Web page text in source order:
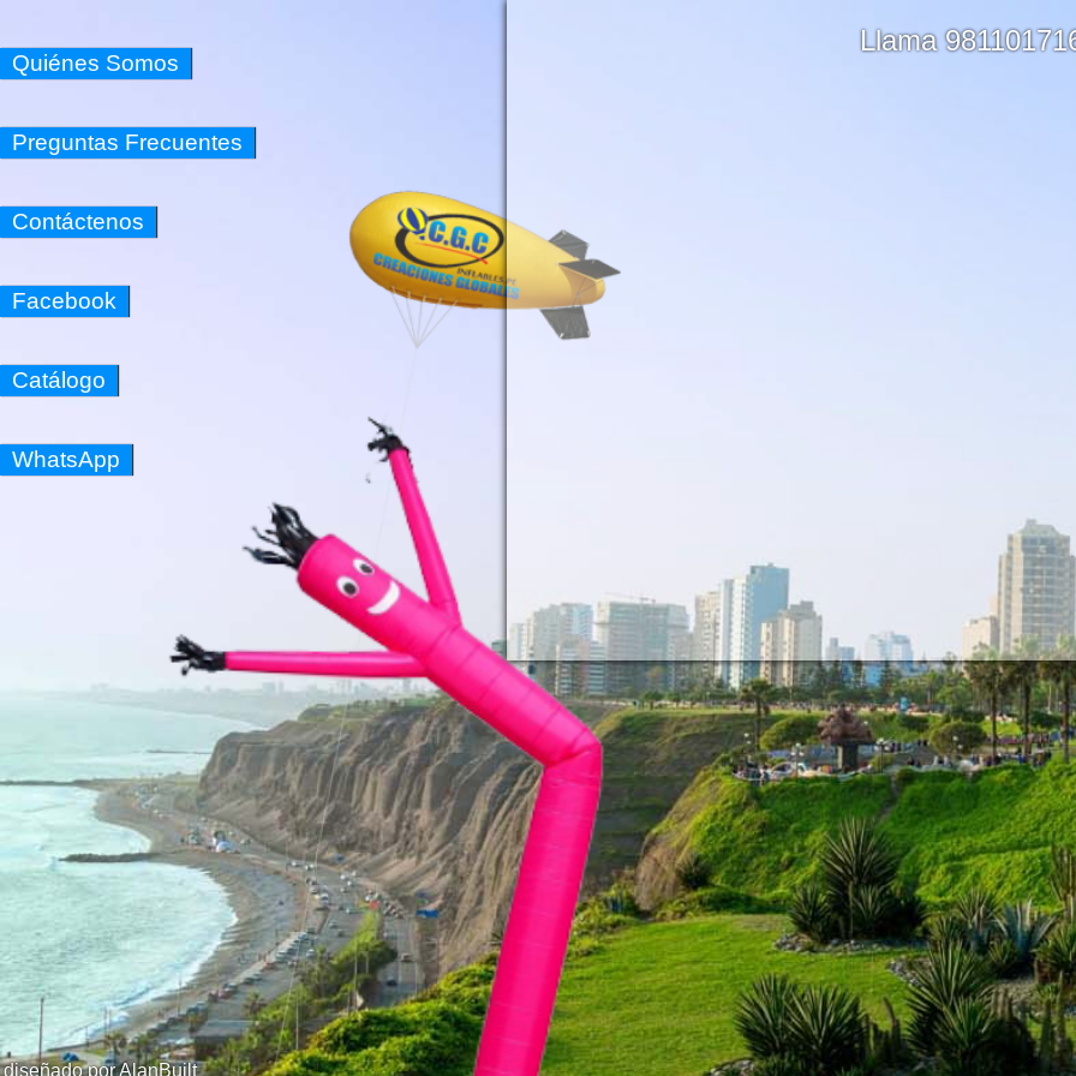
Quiénes Somos
Preguntas Frecuentes
Contáctenos
Facebook
Catálogo
WhatsApp
Llama
diseñado por AlanBuilt